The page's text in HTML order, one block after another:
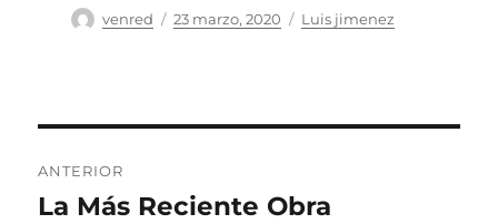
Autor
venred
Publicado
23 marzo, 2020 Categorías
Luis jimenez
de
ANTERIOR
Entrada
La Más Reciente Obra